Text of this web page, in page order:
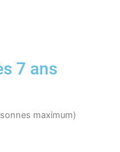
7 ans
maximum)